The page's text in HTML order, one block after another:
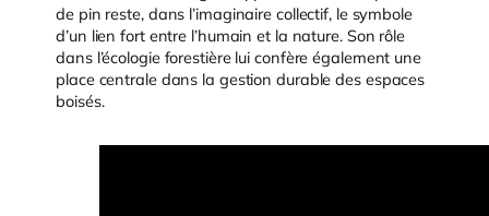
de pin reste, dans l’imaginaire collectif, le symbole
d’un lien fort entre l’humain et la nature. Son rôle
dans l’écologie forestière lui confère également une
place centrale dans la gestion durable des espaces
boisés.